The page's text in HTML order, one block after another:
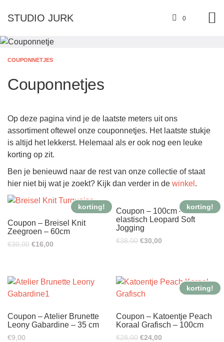
STUDIO JURK 0
COUPONNETJES
Couponnetjes
Op deze pagina vind je de laatste meters uit ons
assortiment oftewel onze couponnetjes. Het laatste stukje
is altijd het lekkerst. Helemaal als er ook nog een leuke
korting op zit.
Ben je benieuwd naar de rest van onze collectie of staat
hier niet bij wat je zoekt? Kijk dan verder in de winkel .
korting!
Coupon – Breisel Knit
Zeegroen – 60cm
€30,00 Oorspronkelijke
€16,00
korting!
Coupon – 100cm – Bi-
elastisch Leopard Soft
Jogging
€38,00 Oorspronkelijke
€30,00
Coupon – Atelier Brunette
Leony Gabardine – 35 cm
€9,00
korting!
Coupon – Katoentje Peach
Koraal Grafisch – 100cm
€28,00 Oorspronkelijke
€24,00